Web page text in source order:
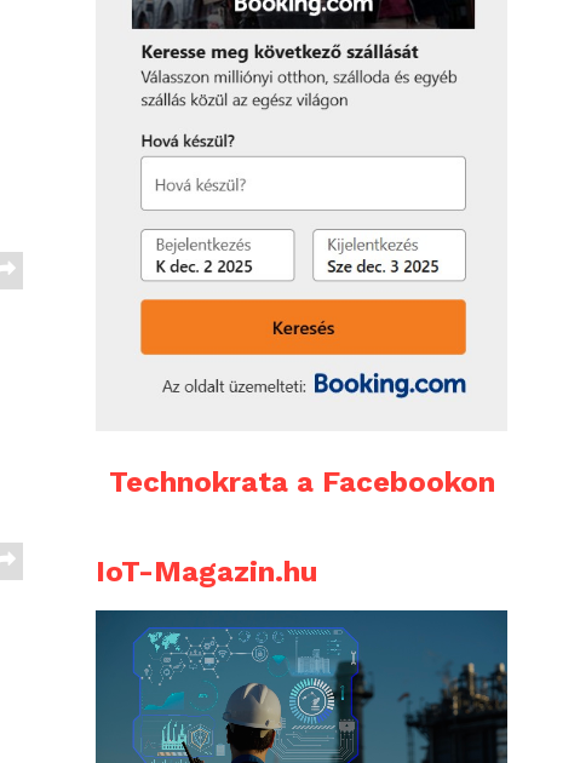
Technokrata a Facebookon
IoT-Magazin.hu